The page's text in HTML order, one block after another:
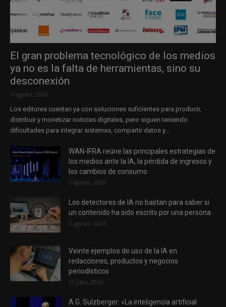
El gran problema tecnológico de los medios
ya no es la falta de herramientas, sino su
desconexión
7 agosto, 2026
Los editores cuentan ya con soluciones suficientes para producir,
distribuir y monetizar noticias digitales, pero siguen teniendo
dificultades para integrar sistemas, compartir datos y...
WAN-IFRA reúne las principales estrategias de
los medios ante la IA, la pérdida de ingresos y
los cambios de consumo
5 agosto, 2026
Los detectores de IA no bastan para saber si
un contenido ha sido escrito por una persona
3 agosto, 2026
Veinte ejemplos de uso de la IA en
redacciones, productos y negocios
periodísticos
31 julio, 2026
A.G. Sulzberger: «La inteligencia artificial